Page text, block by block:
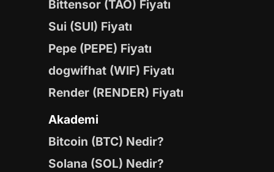
Bittensor (TAO) Fiyatı
Sui (SUI) Fiyatı
Pepe (PEPE) Fiyatı
dogwifhat (WIF) Fiyatı
Render (RENDER) Fiyatı
Akademi
Bitcoin (BTC) Nedir?
Solana (SOL) Nedir?